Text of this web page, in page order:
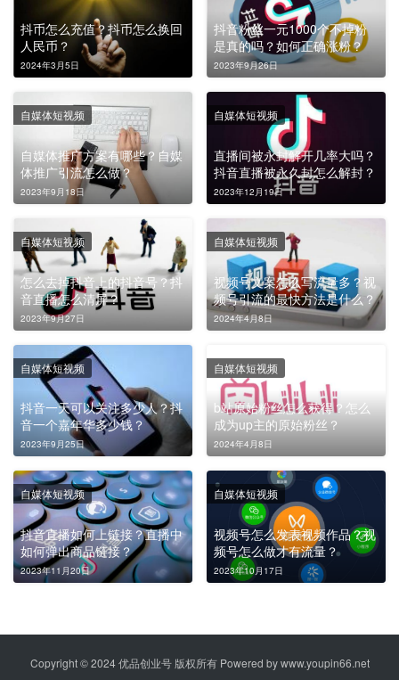
抖币怎么充值？抖币怎么换回
人民币？
2024年3月5日
抖音粉丝一元1000个不掉粉
是真的吗？如何正确涨粉？
2023年9月26日
自媒体推广方案有哪些？自媒
体推广引流怎么做？
2023年9月18日
自媒体短视频
直播间被永封解开几率大吗？
抖音直播被永久封怎么解封？
2023年12月19日
自媒体短视频
怎么去掉抖音上的抖音号？抖
音直播怎么清屏？
2023年9月27日
自媒体短视频
视频号文案怎么写流量多？视
频号引流的最快方法是什么？
2024年4月8日
自媒体短视频
抖音一天可以关注多少人？抖
音一个嘉年华多少钱？
2023年9月25日
自媒体短视频
b站原始粉丝怎么获得？怎么
成为up主的原始粉丝？
2024年4月8日
自媒体短视频
抖音直播如何上链接？直播中
如何弹出商品链接？
2023年11月20日
自媒体短视频
视频号怎么发表视频作品？视
频号怎么做才有流量？
2023年10月17日
自媒体短视频
Copyright © 2024 优品创业号 版权所有 Powered bywww.youpin66.net